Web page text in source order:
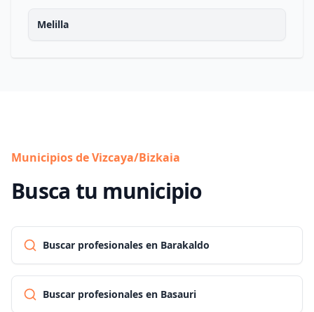
Melilla
Municipios de Vizcaya/Bizkaia
Busca tu municipio
Buscar profesionales en Barakaldo
Buscar profesionales en Basauri